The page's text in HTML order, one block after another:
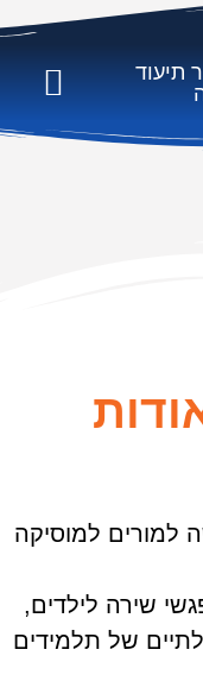
תיעוד
למורים למוסיקה
שירה לילדים,
של תלמידים